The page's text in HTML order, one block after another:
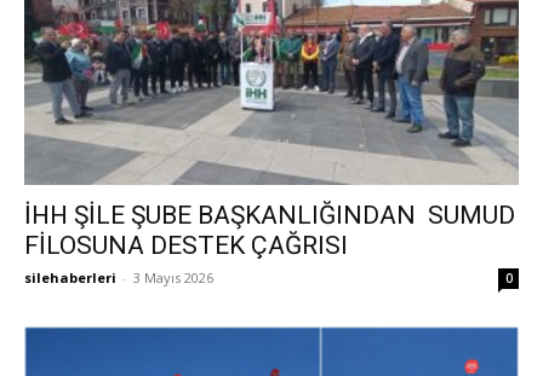
İHH ŞİLE ŞUBE BAŞKANLIĞINDAN SUMUD
FİLOSUNA DESTEK ÇAĞRISI
silehaberleri - 3 Mayıs 2026 0